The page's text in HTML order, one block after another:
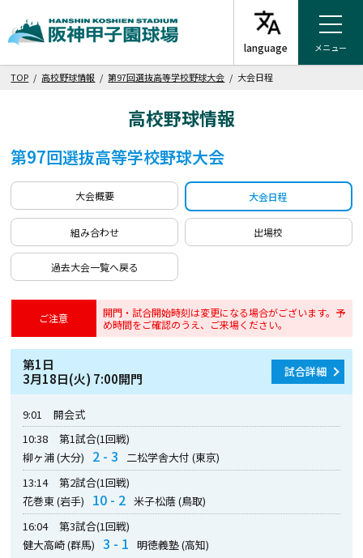
メニュー
TOP /高校野球情報 /第97回選抜高等学校野球大会 / 大会日程
高校野球情報
第97回選抜高等学校野球大会
大会概要 大会日程
組み合わせ 出場校
過去大会一覧へ戻る
ご注意
開門・試合開始時刻は変更になる場合がございます。予
め時間をご確認のうえ、ご来場ください。
第1日
3月18日(火) 7:00開門
試合詳細
9:01
開会式
10:38
第1試合(1回戦)
柳ヶ浦 (大分)
2 - 3
二松学舎大付 (東京)
13:14
第2試合(1回戦)
花巻東 (岩手)
10 - 2 米子松蔭 (鳥取)
16:04
第3試合(1回戦)
健大高崎 (群馬)
3 - 1 明徳義塾 (高知)